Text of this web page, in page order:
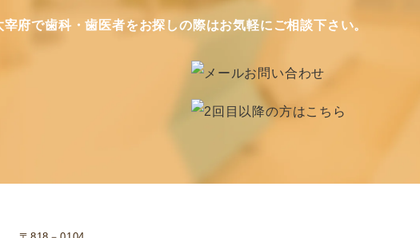
宰府で歯科・歯医者をお探しの際はお気軽にご相談下さい。